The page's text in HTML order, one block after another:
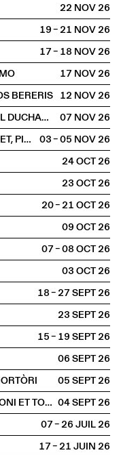
22 NOV2026
19 – 21 NOV2026
17 – 18 NOV2026
17 NOV2026
BERERIS 12 NOV2026
ORCHESTRE TOUT PUISSANT MARCEL DUCHAMP
07 NOV2026
MASSIMO FURLAN, VINCIANE DESPRET, PIERRE-OLIVIER DITTMAR ET CLAIRE DE RIBAUPIERRE
03 – 05 NOV2026
24 OCT2026
23 OCT2026
20 – 21 OCT2026
09 OCT2026
07 – 08 OCT2026
03 OCT2026
18 – 27 SEPT2026
23 SEPT2026
15 – 19 SEPT2026
06 SEPT2026
05 SEPT2026
WORDSOFAZIA TRIO + STEFAN RUSCONI ET TOBIAS PREISIG 04 SEPT2026
07 – 26 JUIL2026
17 – 21 JUIN2026